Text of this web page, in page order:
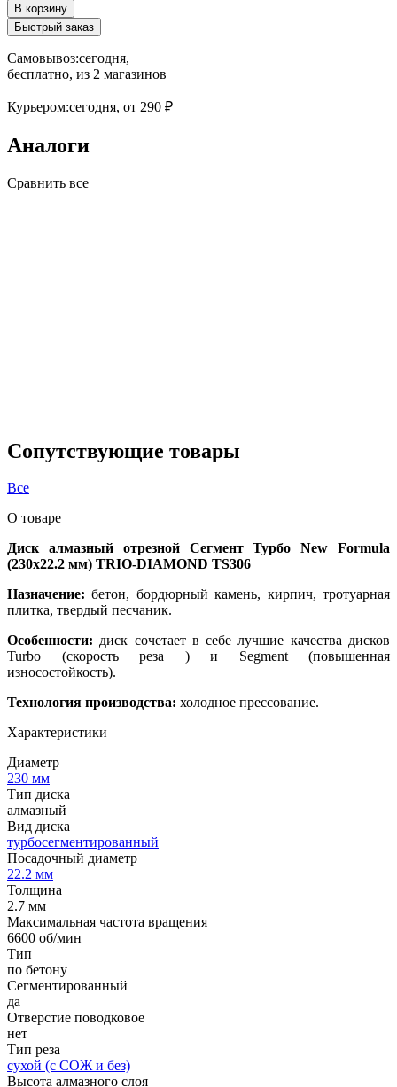
В корзину
Быстрый заказ
Самовывоз:сегодня,
бесплатно, из 2 магазинов
Курьером:сегодня, от 290 ₽
Аналоги
Сравнить все
Сопутствующие товары
Все
О товаре
Диск алмазный отрезной Сегмент Турбо New Formula
(230х22.2 мм) TRIO-DIAMOND TS306
Назначение: бетон, бордюрный камень, кирпич, тротуарная
плитка, твердый песчаник.
Особенности: диск сочетает в себе лучшие качества дисков
Turbo (скорость реза ) и Segment (повышенная
износостойкость).
Технология производства: холодное прессование.
Характеристики
Диаметр
230 мм
Тип диска
алмазный
Вид диска
турбосегментированный
Посадочный диаметр
22.2 мм
Толщина
2.7 мм
Максимальная частота вращения
6600 об/мин
Тип
по бетону
Сегментированный
да
Отверстие поводковое
нет
Тип реза
сухой (с СОЖ и без)
Высота алмазного слоя